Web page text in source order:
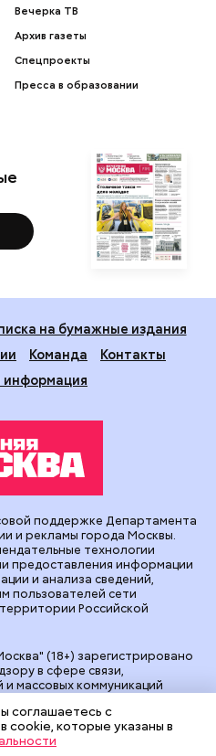
Вечерка ТВ
Архив газеты
Спецпроекты
Пресса в образовании
на бумажные издания
Команда
Контакты
информация
(18+) зарегистрировано
в сфере связи,
массовых коммуникаций
АО "Редакция газеты
vm.ru: Александр
редакции: 127015, г.Москва,
поддержке Департамента
и рекламы города Москвы.
технологии
предоставления информации
и анализа сведений,
пользователей сети
Российской
соглашаетесь с
cookie, которые указаны в